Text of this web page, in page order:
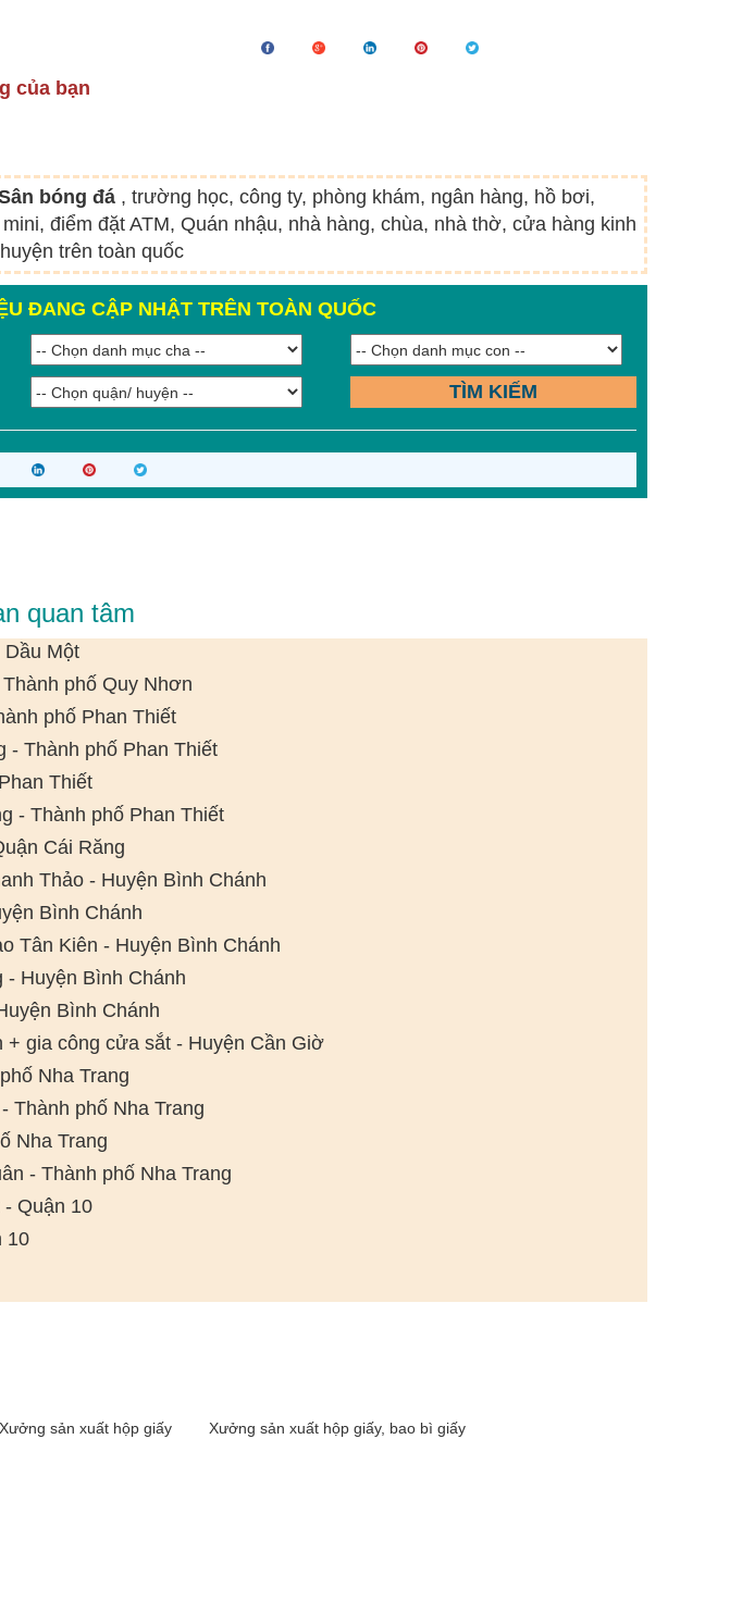
của bạn
bóng đá , trường học, công ty, phòng khám, ngân hàng, hồ bơi,
điểm đặt ATM, Quán nhậu, nhà hàng, chùa, nhà thờ, cửa hàng kinh
trên toàn quốc
ĐANG CẬP NHẬT TRÊN TOÀN QUỐC
TÌM KIẾM
quan tâm
Dầu Một
phố Quy Nhơn
phố Phan Thiết
- Thành phố Phan Thiết
Thiết
- Thành phố Phan Thiết
Cái Răng
Thảo - Huyện Bình Chánh
Bình Chánh
Tân Kiên - Huyện Bình Chánh
- Huyện Bình Chánh
Bình Chánh
+ gia công cửa sắt - Huyện Cần Giờ
Nha Trang
Thành phố Nha Trang
Nha Trang
- Thành phố Nha Trang
Quận 10
10
Xưởng sản xuất hộp giấy Xưởng sản xuất hộp giấy, bao bì giấy